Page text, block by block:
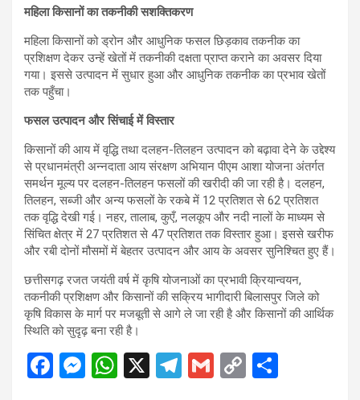
महिला किसानों का तकनीकी सशक्तिकरण
महिला किसानों को ड्रोन और आधुनिक फसल छिड़काव तकनीक का
प्रशिक्षण देकर उन्हें खेतों में तकनीकी दक्षता प्राप्त कराने का अवसर दिया
गया। इससे उत्पादन में सुधार हुआ और आधुनिक तकनीक का प्रभाव खेतों
तक पहुँचा।
फसल उत्पादन और सिंचाई में विस्तार
किसानों की आय में वृद्धि तथा दलहन-तिलहन उत्पादन को बढ़ावा देने के उद्देश्य
से प्रधानमंत्री अन्नदाता आय संरक्षण अभियान पीएम आशा योजना अंतर्गत
समर्थन मूल्य पर दलहन-तिलहन फसलों की खरीदी की जा रही है। दलहन,
तिलहन, सब्जी और अन्य फसलों के रकबे में 12 प्रतिशत से 62 प्रतिशत
तक वृद्धि देखी गई। नहर, तालाब, कुएँ, नलकूप और नदी नालों के माध्यम से
सिंचित क्षेत्र में 27 प्रतिशत से 47 प्रतिशत तक विस्तार हुआ। इससे खरीफ
और रबी दोनों मौसमों में बेहतर उत्पादन और आय के अवसर सुनिश्चित हुए हैं।
छत्तीसगढ़ रजत जयंती वर्ष में कृषि योजनाओं का प्रभावी क्रियान्वयन,
तकनीकी प्रशिक्षण और किसानों की सक्रिय भागीदारी बिलासपुर जिले को
कृषि विकास के मार्ग पर मजबूती से आगे ले जा रही है और किसानों की आर्थिक
स्थिति को सुदृढ़ बना रही है।
F
M W X
T
G
C